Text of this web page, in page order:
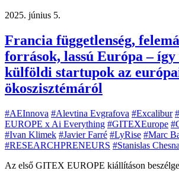
2025. június 5.
Francia függetlenség,
források, lassú Európa – így
külföldi startupok az
ökoszisztémáról
#AEInnova #Alevtina Evgrafova #Excalibur
EUROPE x Ai Everything #GITEXEurope
#Ivan Klimek #Javier Farré #LyRise #Marc
#RESEARCHPRENEURS #Stanislas
Az első GITEX EUROPE kiállításon